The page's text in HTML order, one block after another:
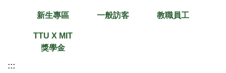
新生專區 一般訪客 教職員工
TTU X MIT
獎學金
:::